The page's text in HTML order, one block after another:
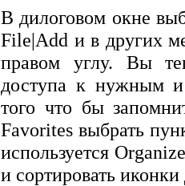
В дилоговом окне
File|Add и в других
правом углу. Вы
доступа к нужным и
того что бы
Favorites выбрать
используется
и сортировать иконки